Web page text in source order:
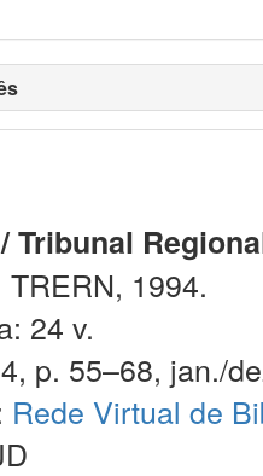
/ Tribunal
1994.
24 v.
p. 55–68, jan./
Rede Virtual de